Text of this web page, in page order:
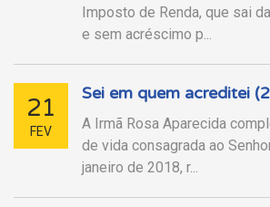
Imposto de Renda, que sai
e sem acréscimo p...
21
FEV
Sei em quem acreditei
A Irmã Rosa Aparecida
de vida consagrada ao
janeiro de 2018, r...